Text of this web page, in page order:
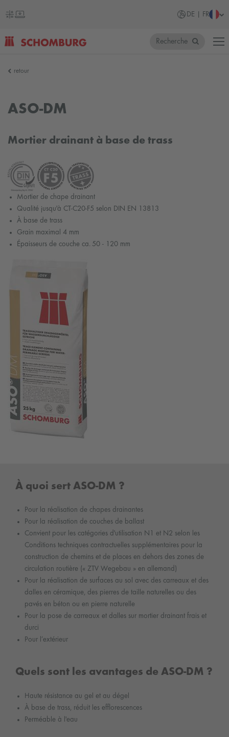
DE | FR
Recherche
retour
ASO-DM
Mortier drainant à base de trass
Mortier de chape drainant
Qualité jusqu'à CT-C20-F5 selon DIN EN 13813
À base de trass
Grain maximal 4 mm
Épaisseurs de couche ca. 50 - 120 mm
À quoi sert ASO-DM ?
Pour la réalisation de chapes drainantes
Pour la réalisation de couches de ballast
Convient pour les catégories d'utilisation N1 et N2 selon les
Conditions techniques contractuelles supplémentaires pour la
construction de chemins et de places en dehors des zones de
circulation routière (« ZTV Wegebau » en allemand)
Pour la réalisation de surfaces au sol avec des carreaux et des
dalles en céramique, des pierres de taille naturelles ou des
pavés en béton ou en pierre naturelle
Pour la pose de carreaux et dalles sur mortier drainant frais et
durci
Pour l’extérieur
Quels sont les avantages de ASO-DM ?
Haute résistance au gel et au dégel
À base de trass, réduit les efflorescences
Perméable à l'eau